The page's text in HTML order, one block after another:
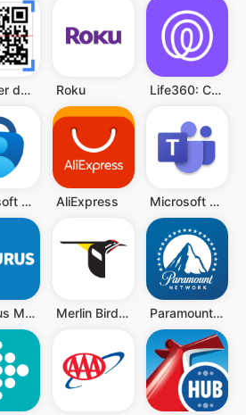
Escáner de QR y Código Barras Roku Life360: Compartir ubicación
Microsoft Authenticator AliExpress Microsoft Teams
Securus Mobile Merlin Bird ID de Cornell Lab Paramount Network